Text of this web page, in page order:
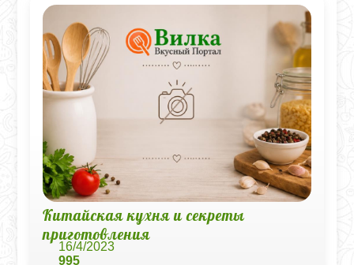
Китайская кухня и секреты
приготовления
16/4/2023
995